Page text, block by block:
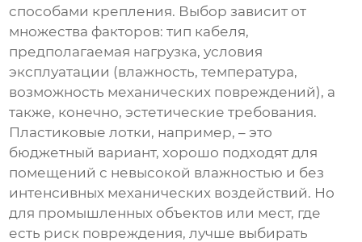
способами крепления. Выбор зависит от
множества факторов: тип кабеля,
предполагаемая нагрузка, условия
эксплуатации (влажность, температура,
возможность механических повреждений), а
также, конечно, эстетические требования.
Пластиковые лотки, например, – это
бюджетный вариант, хорошо подходят для
помещений с невысокой влажностью и без
интенсивных механических воздействий. Но
для промышленных объектов или мест, где
есть риск повреждения, лучше выбирать